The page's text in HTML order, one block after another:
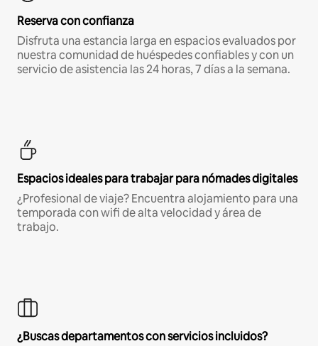
Reserva con confianza
Disfruta una estancia larga en espacios evaluados por
nuestra comunidad de huéspedes confiables y con un
servicio de asistencia las 24 horas, 7 días a la semana.
Espacios ideales para trabajar para nómades digitales
¿Profesional de viaje? Encuentra alojamiento para una
temporada con wifi de alta velocidad y área de
trabajo.
¿Buscas departamentos con servicios incluidos?